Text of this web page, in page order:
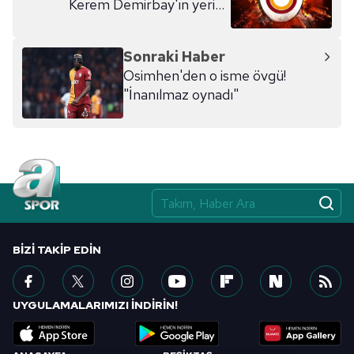
kılınması ve kişiselleştirilmesi ve sizlere yönelik
reklam/pazarlama faaliyetlerinin yapılması, amaçlarıyla
sınırlı olarak açık rızanız dahilinde kullanılacaktır.
Çerezlere ilişkin tercihlerinizi aşağıda yer alan panel
vasıtasıyla belirleyebilirsiniz. Çerezlere ilişkin detaylı bilgi
6698 sayılı Kişisel Verilerin Korunması Kanunu uyarınca
hazırlanmış Aydınlatma Metnimizi okumak ve sitemizde
ilgili mevzuata uygun olarak kullanılan çerezlerle ilgili bilgi
Kerem Demirbay'ın yerine
Sonraki Haber
Osimhen'den o isme övgü!
"İnanılmaz oynadı"
BIZI TAKIP EDIN
UYGULAMALARIMIZI İNDİRİN!